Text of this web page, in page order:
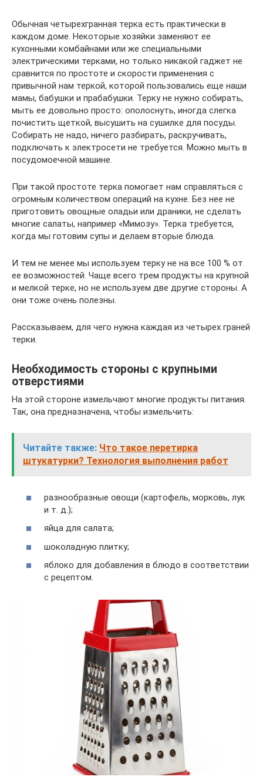
Обычная четырехгранная терка есть практически в
каждом доме. Некоторые хозяйки заменяют ее
кухонными комбайнами или же специальными
электрическими терками, но только никакой гаджет не
сравнится по простоте и скорости применения с
привычной нам теркой, которой пользовались еще наши
мамы, бабушки и прабабушки. Терку не нужно собирать,
мыть ее довольно просто: ополоснуть, иногда слегка
почистить щеткой, высушить на сушилке для посуды.
Собирать не надо, ничего разбирать, раскручивать,
подключать к электросети не требуется. Можно мыть в
посудомоечной машине.
При такой простоте терка помогает нам справляться с
огромным количеством операций на кухне. Без нее не
приготовить овощные оладьи или драники, не сделать
многие салаты, например «Мимозу». Терка требуется,
когда мы готовим супы и делаем вторые блюда.
И тем не менее мы используем терку не на все 100 % от
ее возможностей. Чаще всего трем продукты на крупной
и мелкой терке, но не используем две другие стороны. А
они тоже очень полезны.
Рассказываем, для чего нужна каждая из четырех граней
терки.
Необходимость стороны с крупными
отверстиями
На этой стороне измельчают многие продукты питания.
Так, она предназначена, чтобы измельчить:
Читайте также: Что такое перетирка
штукатурки? Технология выполнения работ
разнообразные овощи (картофель, морковь, лук
и т. д.);
яйца для салата;
шоколадную плитку;
яблоко для добавления в блюдо в соответствии
с рецептом.